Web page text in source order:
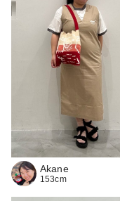
Akane
153cm